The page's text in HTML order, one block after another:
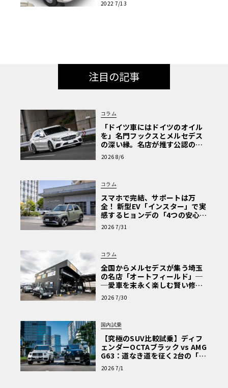
2022 7/13
注目の記事
コラム
「ドイツ車にはドイツのオイル
を」名門フックスとメルセデス
の深い縁。名店が推す公認の安
心と、Cクラスで味わうシルキー
な走り〈PR〉
2026 8/6
コラム
スマホで完結、サポートは万
全！ 新型EV「インスター」で実
感するヒョンデの「4つの安心」
【第1回・ヒョンデ6つの疑問：
Why? Hyundai?】〈PR〉
2026 7/31
コラム
全国からメルセデスが集う埼玉
の名店「オートフィールド」─
─愛車を末永く楽しむ賢い修理
術と、プロがフックス製オイル
を選ぶ理由〈PR〉
2026 7/30
国内試乗
【究極のSUV比較試乗】ディフ
ェンダーOCTAブラック vs AMG
G63：道なき道を征く2台の「対
極的アプローチ」
2026 7/1